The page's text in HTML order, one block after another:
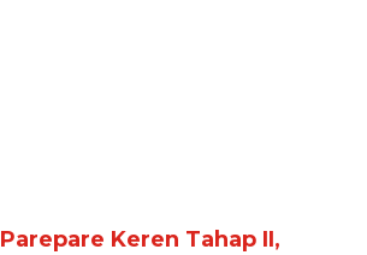
Parepare Keren Tahap II,